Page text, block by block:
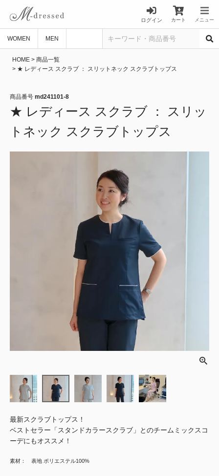
ログイン カート メニュー
WOMEN MEN
HOME
商品一覧
★ レディース スクラブ ： スリットネック スクラブトップス
商品番号 md241101-8
★ レディース スクラブ ： スリッ
トネック スクラブトップス
最新スクラブトップス！
ベストセラー「スタンドカラースクラブ」とのチームミックスコ
ーデにもオススメ！
素材： 表地 ポリエステル100%